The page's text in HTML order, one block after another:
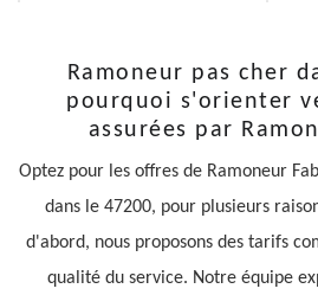
Ramoneur pas cher
pourquoi s'orienter
assurées par
Optez pour les offres de Ramoneur
dans le 47200, pour plusieurs
d'abord, nous proposons des tarifs
qualité du service. Notre équipe